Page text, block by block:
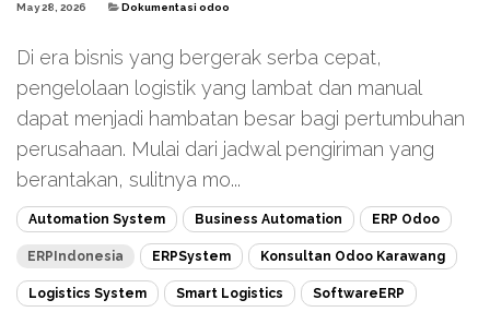
May 28, 2026 Dokumentasi odoo
Di era bisnis yang bergerak serba cepat,
pengelolaan logistik yang lambat dan manual
dapat menjadi hambatan besar bagi pertumbuhan
perusahaan. Mulai dari jadwal pengiriman yang
berantakan, sulitnya mo...
Automation System Business Automation ERP Odoo
ERPIndonesia ERPSystem Konsultan Odoo Karawang
Logistics System Smart Logistics SoftwareERP